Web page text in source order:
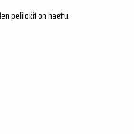
pelilokit on haettu.